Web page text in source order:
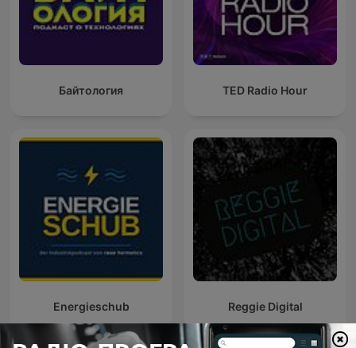
Байтология TED Radio Hour
Energieschub Reggie Digital